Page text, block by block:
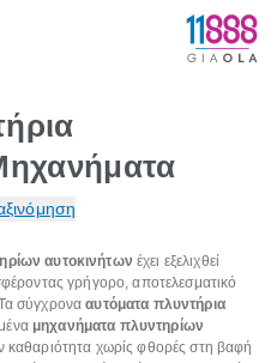
αυτοκινήτων έχει εξελιχθεί
γρήγορο, αποτελεσματικό
σύγχρονααυτόματα πλυντήρια
μηχανήματα πλυντηρίων
καθαριότητα χωρίς φθορές στη βαφή